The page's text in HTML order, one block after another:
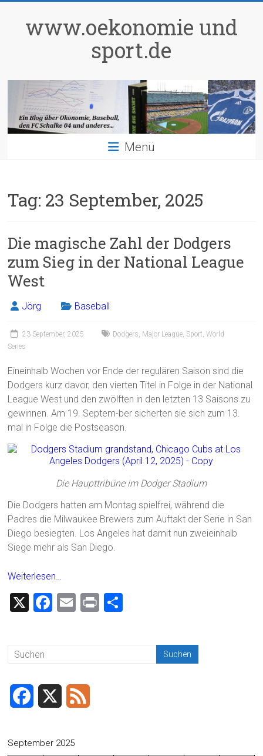
springenwww.oekonomie und
sport.de
Menü
Tag: 23 September, 2025
Die magische Zahl der Dodgers
zum Sieg in der National League
West
Jörg Baseball
23 September, 2025 Dodgers, Major League, Sport,World
Series
Eineinhalb Wochen vor Ende der regulären Saison sind die
Dodgers kurz davor, den vierten Titel in Folge in der National
League West und den zwölften in den letzten 13 Saisons zu
gewinnen. Am 19. Septem-ber sicherten sie sich zum 13.
mal in Folge die Postseason.
Die Haupttribüne im Dodger Stadium
Die Dodgers hatten am Montag spielfrei, während die
Padres die Milwaukee Brewers zum Auftakt der Serie in San
Diego besiegten. Los Angeles hat damit nun zweieinhalb
Siege mehr als San Diego.
Weiterlesen…
X
F
ok
E
Pr
c
September 2025